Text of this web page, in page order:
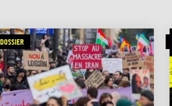
DOSSIER